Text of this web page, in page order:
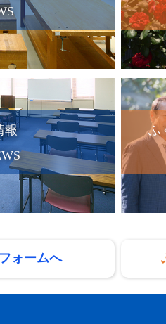
報
ふ
ォームへ